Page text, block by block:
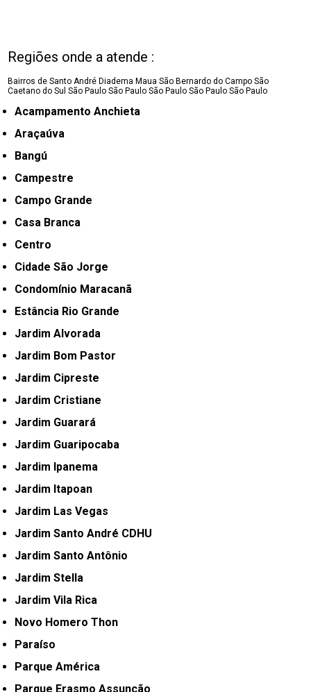
Regiões onde a atende :
Bairros de Santo André Diadema Maua São Bernardo do Campo São
Caetano do SulSão Paulo São Paulo São Paulo São Paulo São Paulo
Acampamento Anchieta
Araçaúva
Bangú
Campestre
Campo Grande
Casa Branca
Centro
Cidade São Jorge
Condomínio Maracanã
Estância Rio Grande
Jardim Alvorada
Jardim Bom Pastor
Jardim Cipreste
Jardim Cristiane
Jardim Guarará
Jardim Guaripocaba
Jardim Ipanema
Jardim Itapoan
Jardim Las Vegas
Jardim Santo André CDHU
Jardim Santo Antônio
Jardim Stella
Jardim Vila Rica
Novo Homero Thon
Paraíso
Parque América
Parque Erasmo Assunção